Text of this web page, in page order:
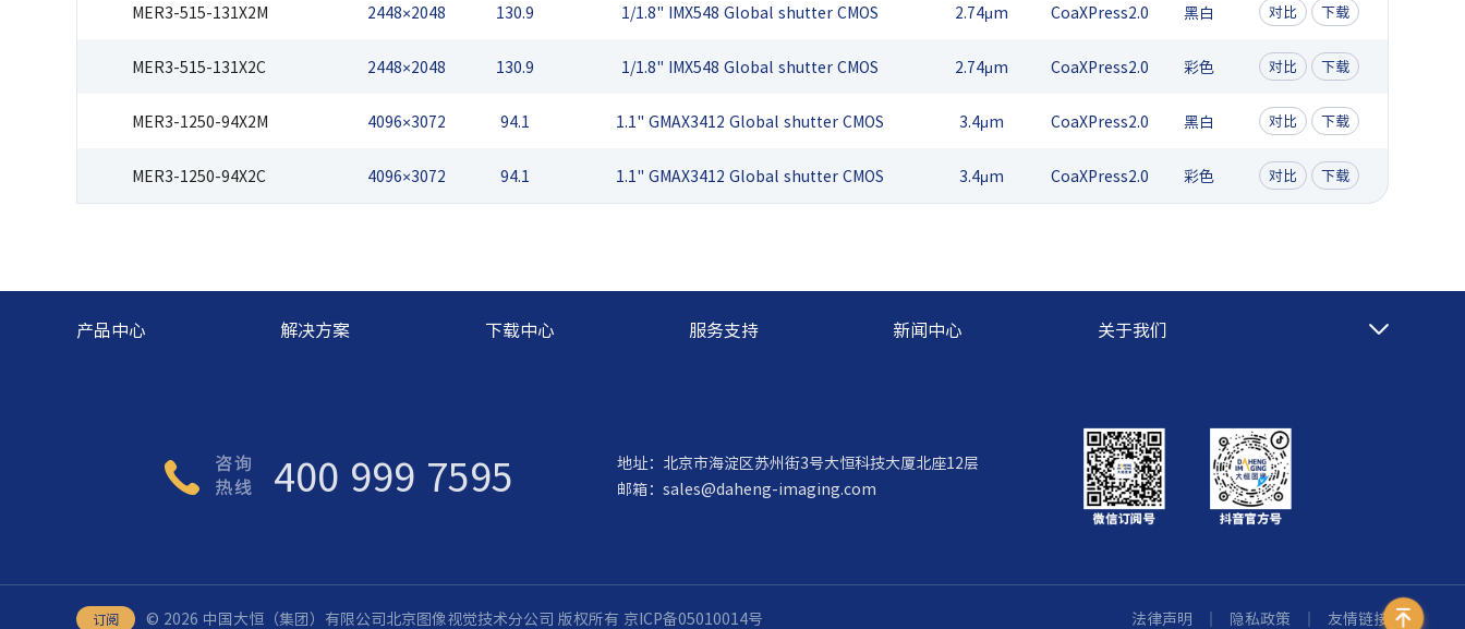
MER3-515-131X2M 2448×2048 130.9 1/1.8" IMX548 Global shutter CMOS 2.74μm CoaXPress2.0 黑白 对比 下载
MER3-515-131X2C 2448×2048 130.9 1/1.8" IMX548 Global shutter CMOS 2.74μm CoaXPress2.0 彩色 对比 下载
MER3-1250-94X2M 4096×3072 94.1 1.1" GMAX3412 Global shutter CMOS 3.4μm CoaXPress2.0 黑白 对比 下载
MER3-1250-94X2C 4096×3072 94.1 1.1" GMAX3412 Global shutter CMOS 3.4μm CoaXPress2.0 彩色 对比 下载
产品中心 解决方案 下载中心 服务支持 新闻中心 关于我们
400 999 7595
地址：北京市海淀区苏州街3号大恒科技大厦北座12层
邮箱：sales@daheng-imaging.com
法律声明 ｜ 隐私政策 ｜ 友情链接
订阅 ©️ 2026 中国大恒（集团）有限公司北京图像视觉技术分公司 版权所有 京ICP备05010014号